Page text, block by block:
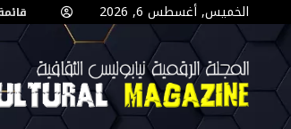
الخميس, أغسطس 6, 2026